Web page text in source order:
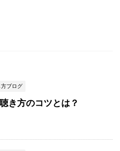
ブログ
き方のコツとは？